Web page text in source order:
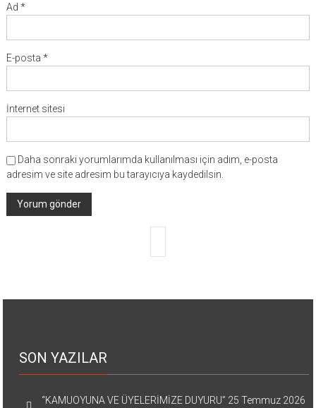
Ad *
E-posta *
İnternet sitesi
Daha sonraki yorumlarımda kullanılması için adım, e-posta
adresim ve site adresim bu tarayıcıya kaydedilsin.
SON YAZILAR
“KAMUOYUNA VE ÜYELERİMİZE DUYURU” 25 Temmuz 2026